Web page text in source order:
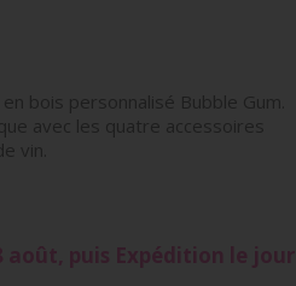
puis Expédition le jour